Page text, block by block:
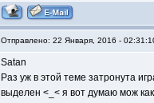
Отправлено: 22 Января, 2016 -
Satan
Раз уж в этой теме затронута
выделен <_< я вот думаю мож